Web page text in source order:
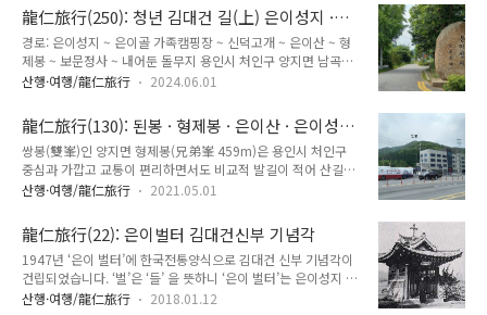
龍仁旅行(250): 청년 김대건 길(上) 은이성지 ·
신덕고개 · 어둔이
경로: 은이성지 ~ 은이골 가족캠핑장 ~ 신덕고개 ~ 은이산 ~ 형
제봉 ~ 보문정사 ~ 내어둔 돌무지 용인시 처인구 양지면 남곡3
리 은이성지(隱里聖地)에서 안성시 양성면 미산리 미리내성지
부르는 이름이 '삼덕고개'로 김대건(金大建 1821-1846) 안드
레아 신부가 사목활동을 위해 넘나들던 고개였고 이민식(李敏
植) 빈첸시오 17세 소년이 순교한 신부님의 유해를 밤에 지개로
몰래 운구한 길입니다. 용인이 고향인 고(故)김진용 마티아님이
‘은이’와 ‘미리내’를 잇는 마을과 계곡·능선을 따라 연결되는 길
德)의 의미로 명명하니 가톨릭 도보 순례길인 ‘삼덕의 길’입니다.
용인시는 ..
산행·여행/龍仁旅行 2024.06.01
龍仁旅行(130): 된봉 · 형제봉 · 은이산 · 은이성
지
쌍봉(雙峯)인 양지면 형제봉(兄弟峯 459m)은 용인시 처인구
중심과 가깝고 교통이 편리하면서도 비교적 발길이 적어 산길이
자연의 모습을 유지하고 있습니다. 형제봉 오르기 전 된봉
르면 형제봉과 은이산(隱里山 363.4m)까지 오르락내리락 하지
만 신덕고개(별미고개)부터 은이성지(隱理聖地)까지는 편안한
임도입니다. 음습한 안개 낀 오솔길이 너무 적막해 혹시 멧돼지
라도 나타날 가 걱정조차 들었습니다. 형제봉과 은이산에는 정상
석은 없고 신덕고개에는 김대건 신부 기념비가 있습니다. 별미고
산행·여행/龍仁旅行 2021.05.01
龍仁旅行(22): 은이벌터 김대건신부 기념각
1947년 ‘은이 벌터’에 한국전통양식으로 김대건 신부 기념각이
건립되었습니다. ‘벌’은 ‘들’ 을 뜻하니 ‘은이 벌터’는 은이성지 일
대를 지칭하는 것으로 생각되며, 관련 사진 두 장에 모두 프랑스
산행·여행/龍仁旅行 2018.01.12